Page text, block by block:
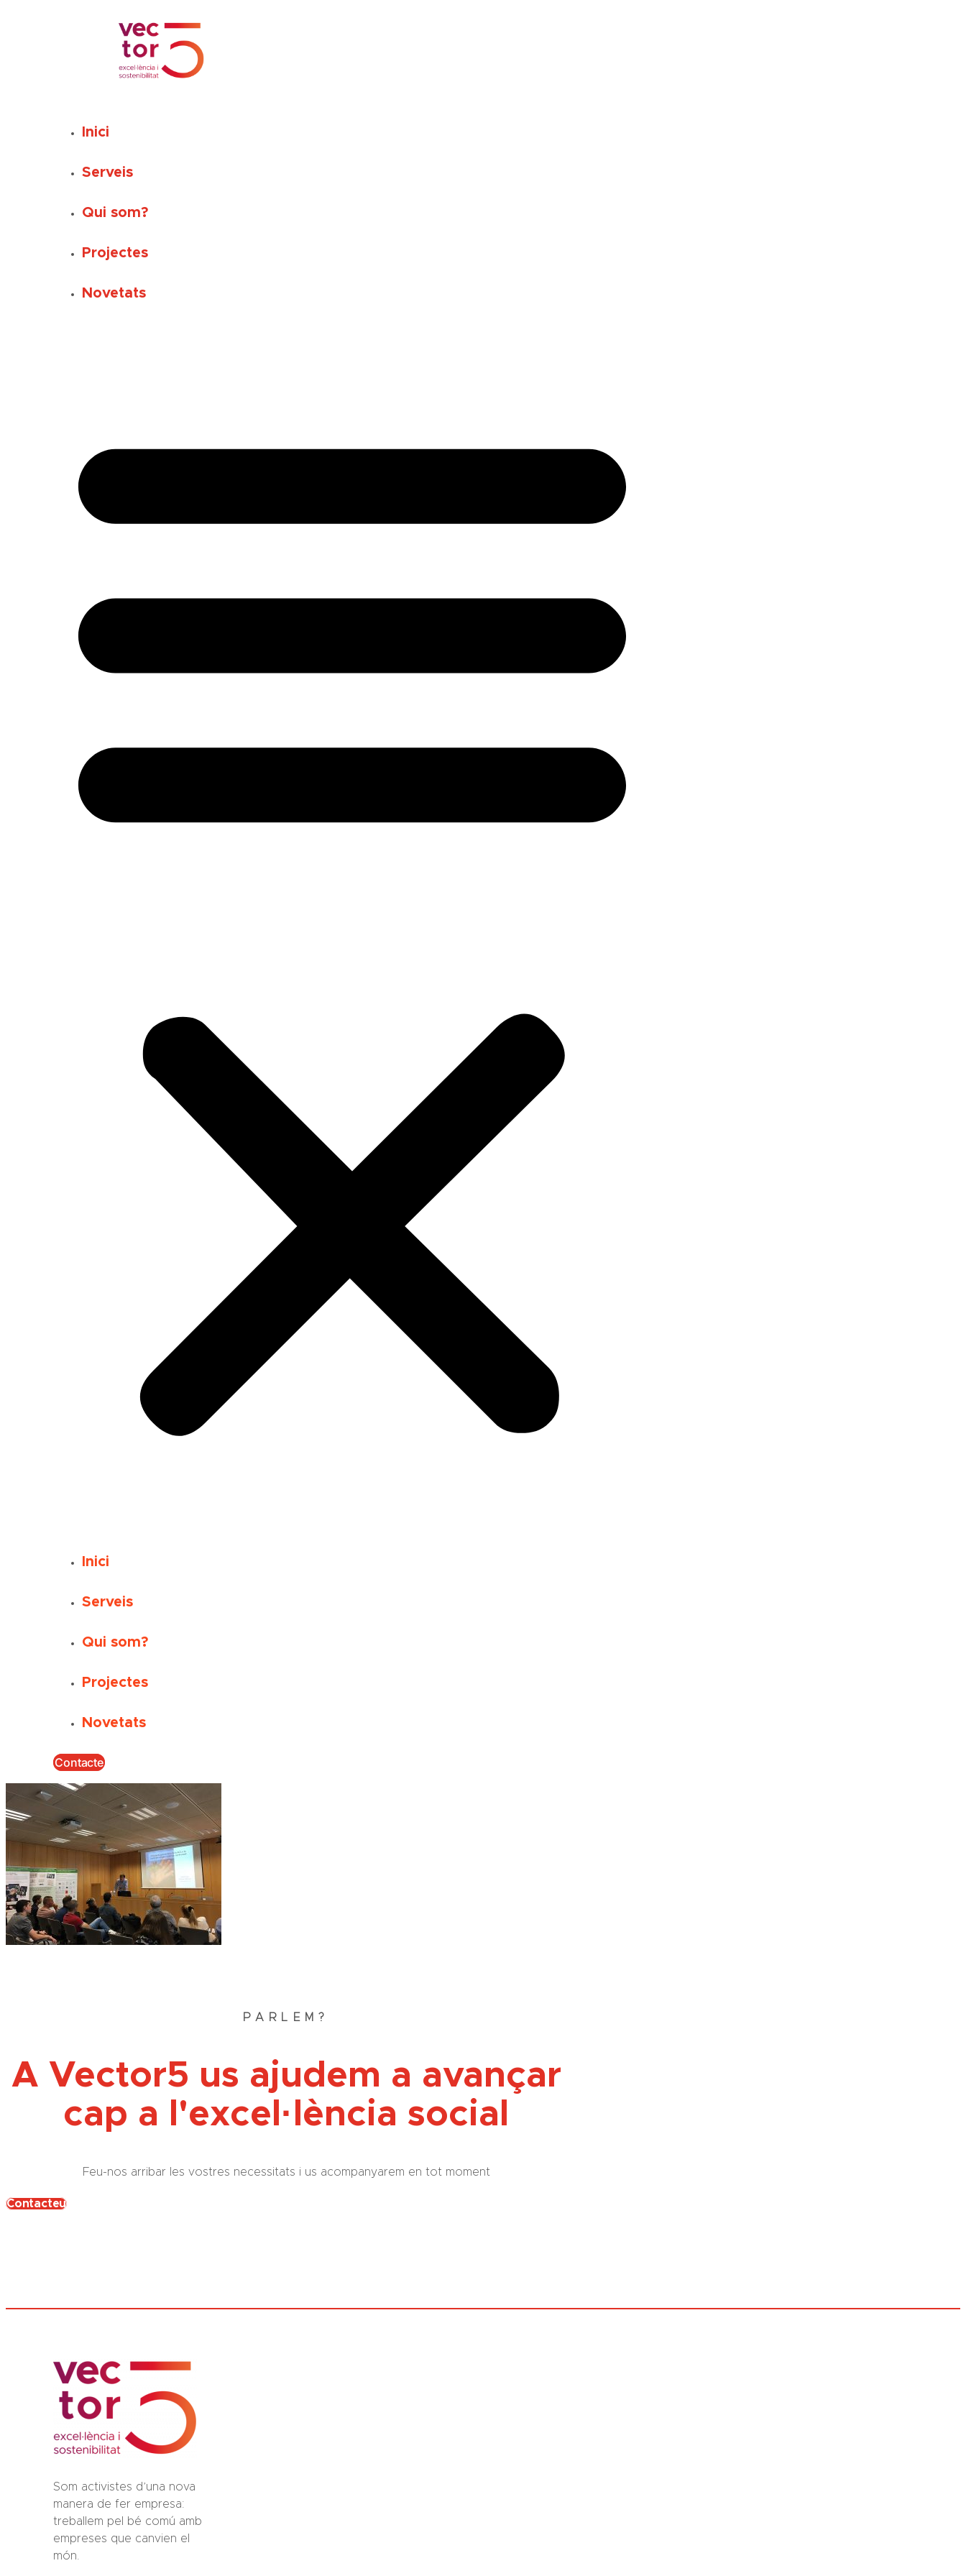
Inici
Serveis
Qui som?
Projectes
Novetats
Inici
Serveis
Qui som?
Projectes
Novetats
Contacte
PARLEM?
A Vector5 us ajudem a avançar
cap a l'excel·lència social
Feu-nos arribar les vostres necessitats i us acompanyarem en tot moment
Contacteu
Som activistes d’una nova
manera de fer empresa:
treballem pel bé comú amb
empreses que canvien el
món.